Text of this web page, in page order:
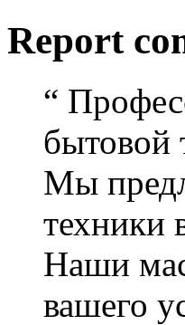
Report
“
бытовой
Мы
техники
Наши
вашего